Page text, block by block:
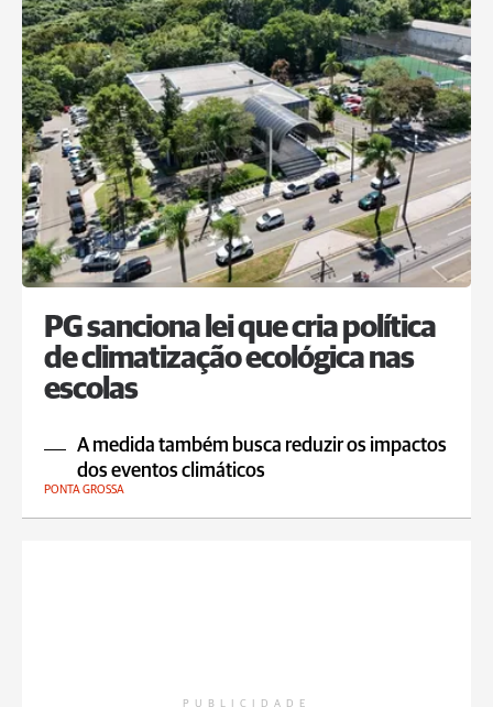
PG sanciona lei que cria política
de climatização ecológica nas
escolas
A medida também busca reduzir os impactos
dos eventos climáticos
PONTA GROSSA
PUBLICIDADE